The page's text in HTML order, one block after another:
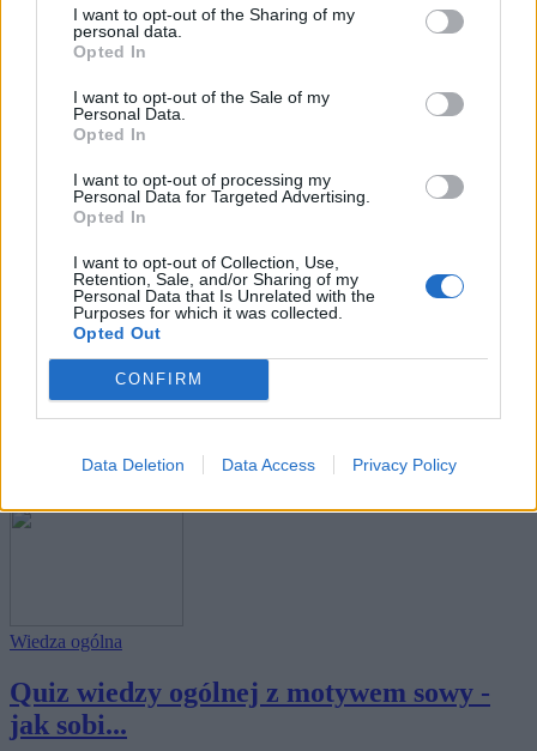
I want to opt-out of the Sharing of my
personal data.
Opted In
I want to opt-out of the Sale of my
Personal Data.
Opted In
I want to opt-out of processing my
Personal Data for Targeted Advertising.
Opted In
I want to opt-out of Collection, Use,
Retention, Sale, and/or Sharing of my
Personal Data that Is Unrelated with the
Purposes for which it was collected.
Opted Out
CONFIRM
Data Deletion Data Access Privacy Policy
Wiedza ogólna
Quiz wiedzy ogólnej z motywem orła - jak
sobi...
Wiedza ogólna
jak sob...
Wiedza ogólna
Quiz wiedzy ogólnej z motywem sowy -
jak sobi...